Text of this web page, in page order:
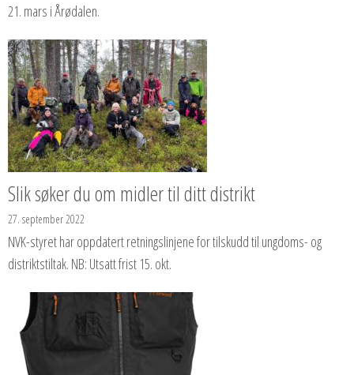
21. mars i Årødalen.
Slik søker du om midler til ditt distrikt
27. september 2022
NVK-styret har oppdatert retningslinjene for tilskudd til ungdoms- og
distriktstiltak. NB: Utsatt frist 15. okt.